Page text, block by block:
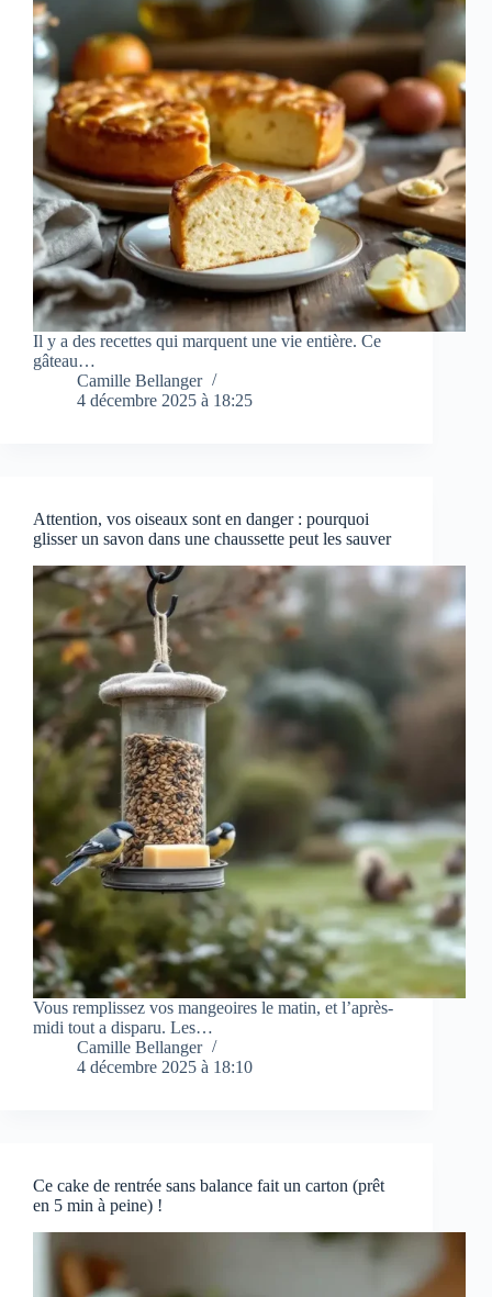
Il y a des recettes qui marquent une vie entière. Ce
gâteau…
Camille Bellanger
4 décembre 2025 à 18:25
Attention, vos oiseaux sont en danger : pourquoi
glisser un savon dans une chaussette peut les sauver
Vous remplissez vos mangeoires le matin, et l’après-
midi tout a disparu. Les…
Camille Bellanger
4 décembre 2025 à 18:10
Ce cake de rentrée sans balance fait un carton (prêt
en 5 min à peine) !